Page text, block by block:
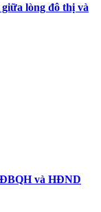
lòng đô thị và
và HĐND